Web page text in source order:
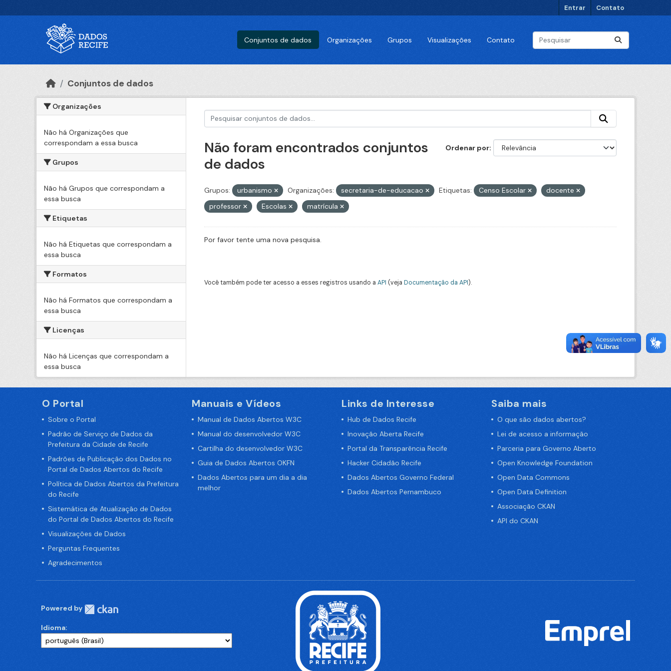
Entrar Contato
Conjuntos de dados Organizações Grupos Visualizações Contato
Conjuntos de dados
Organizações
Não há Organizações que
correspondam a essa busca
Grupos
Não há Grupos que correspondam a
essa busca
Etiquetas
Não há Etiquetas que correspondam a
essa busca
Formatos
Não há Formatos que correspondam a
essa busca
Licenças
Não há Licenças que correspondam a
essa busca
Ordenar por
Não foram encontrados conjuntos
de dados
Grupos: urbanismo Organizações: secretaria-de-educacao Etiquetas: Censo Escolar
docente
professor
Escolas matrícula
Por favor tente uma nova pesquisa.
Você também pode ter acesso a esses registros usando a API (veja Documentação da API).
O Portal
Sobre o Portal
Padrão de Serviço de Dados da
Prefeitura da Cidade de Recife
Padrões de Publicação dos Dados no
Portal de Dados Abertos do Recife
Política de Dados Abertos da Prefeitura
do Recife
Sistemática de Atualização de Dados
do Portal de Dados Abertos do Recife
Visualizações de Dados
Perguntas Frequentes
Agradecimentos
Manuais e Vídeos
Manual de Dados Abertos W3C
Manual do desenvolvedor W3C
Cartilha do desenvolvedor W3C
Guia de Dados Abertos OKFN
Dados Abertos para um dia a dia
melhor
Links de Interesse
Hub de Dados Recife
Inovação Aberta Recife
Portal da Transparência Recife
Hacker Cidadão Recife
Dados Abertos Governo Federal
Dados Abertos Pernambuco
Saiba mais
O que são dados abertos?
Lei de acesso a informação
Parceria para Governo Aberto
Open Knowledge Foundation
Open Data Commons
Open Data Definition
Associação CKAN
API do CKAN
Powered by
Idioma